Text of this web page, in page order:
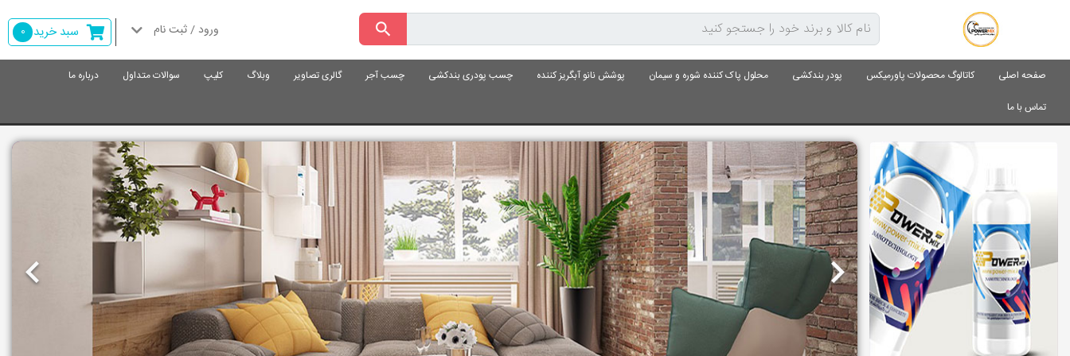
سبد خرید 0 ورود / ثبت نام
صفحه اصلی کاتالوگ محصولات پاورمیکس پودر بندکشی محلول پاک کننده شوره و سیمان پوشش نانو آبگریز کننده چسب پودری بندکشی چسب آجر گالری تصاویر وبلاگ کلیپ سوالات متداول
درباره ما
تماس با ما